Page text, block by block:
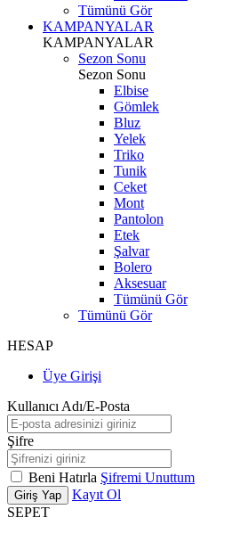
Tümünü Gör
KAMPANYALAR
KAMPANYALAR
Sezon Sonu
Sezon Sonu
Elbise
Gömlek
Bluz
Yelek
Triko
Tunik
Ceket
Mont
Pantolon
Etek
Şalvar
Bolero
Aksesuar
Tümünü Gör
Tümünü Gör
HESAP
Üye Girişi
Kullanıcı Adı/E-Posta
Şifre
Beni Hatırla Şifremi Unuttum
Giriş Yap
Kayıt Ol
SEPET